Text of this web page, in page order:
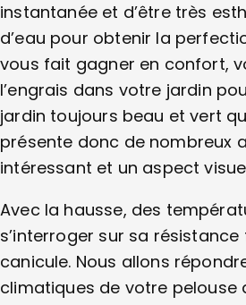
instantanée et d’être très
d’eau pour obtenir la
vous fait gagner en confort,
l’engrais dans votre jardin
jardin toujours beau et vert
présente donc de nombreux
intéressant et un aspect
Avec la hausse, des
s’interroger sur sa
canicule. Nous allons
climatiques de votre pelouse